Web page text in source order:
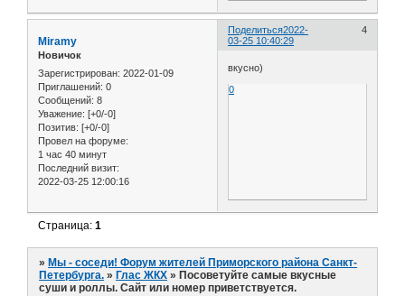
Поделиться 4
2022-
03-25 10:40:29
Miramy
Новичок
Зарегистрирован: 2022-01-09
Приглашений: 0
Сообщений: 8
Уважение: [+0/-0]
Позитив: [+0/-0]
Провел на форуме:
1 час 40 минут
Последний визит:
2022-03-25 12:00:16
вкусно)
0
Страница:1
» Мы - соседи! Форум жителей Приморского района Санкт-
Петербурга. » Глас ЖКХ » Посоветуйте самые вкусные
суши и роллы. Сайт или номер приветствуется.